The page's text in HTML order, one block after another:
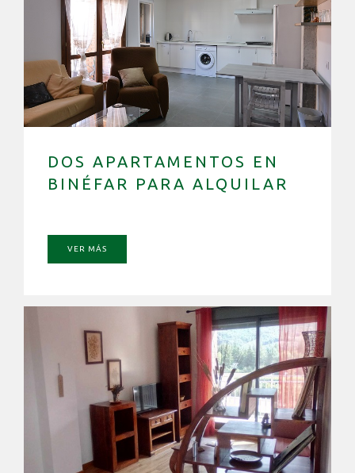
DOS APARTAMENTOS EN
BINÉFAR PARA ALQUILAR
VER MÁS